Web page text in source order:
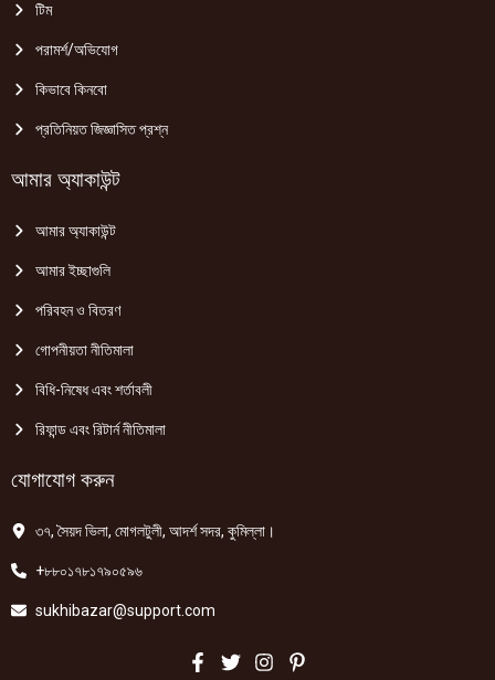
টিম
পরামর্শ/অভিযোগ
কিভাবে কিনবো
প্রতিনিয়ত জিজ্ঞাসিত প্রশ্ন
আমার অ্যাকাউন্ট
আমার অ্যাকাউন্ট
আমার ইচ্ছাগুলি
পরিবহন ও বিতরণ
গোপনীয়তা নীতিমালা
বিধি-নিষেধ এবং শর্তাবলী
রিফান্ড এবং রিটার্ন নীতিমালা
যোগাযোগ করুন
৩৭, সৈয়দ ভিলা, মোগলটুলী, আদর্শ সদর, কুমিল্লা।
+৮৮০১৭৮১৭৯০৫৯৬
sukhibazar@support.com